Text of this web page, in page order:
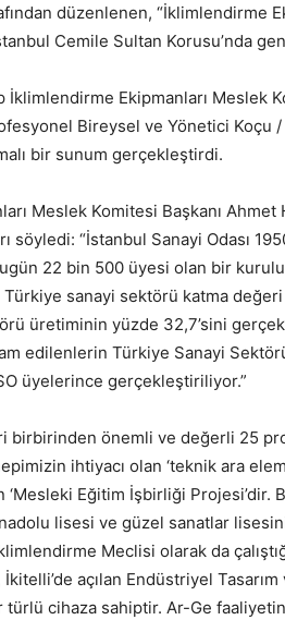
düzenlenen, “İklimlendirme
Cemile Sultan Korusu’nda
İklimlendirme Ekipmanları Meslek
Bireysel ve Yönetici Koçu
bir sunum gerçekleştirdi.
Meslek Komitesi Başkanı Ahmet
“İstanbul Sanayi Odası
22 bin 500 üyesi olan bir
sanayi sektörü katma
üretiminin yüzde 32,7’sini
edilenlerin Türkiye Sanayi
üyelerince gerçekleştiriliyor.”
birbirinden önemli ve değerli 25
ihtiyacı olan ‘teknik ara
‘Mesleki Eğitim İşbirliği Projesi’dir.
lisesi ve güzel sanatlar
Meclisi olarak da
açılan Endüstriyel
türlü cihaza sahiptir. Ar-Ge